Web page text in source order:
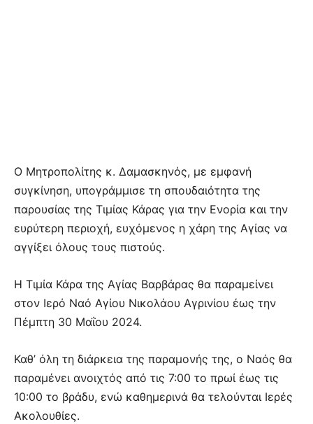
Ο Μητροπολίτης κ. Δαμασκηνός, με εμφανή
συγκίνηση, υπογράμμισε τη σπουδαιότητα της
παρουσίας της Τιμίας Κάρας για την Ενορία και την
ευρύτερη περιοχή, ευχόμενος η χάρη της Αγίας να
αγγίξει όλους τους πιστούς.
Η Τιμία Κάρα της Αγίας Βαρβάρας θα παραμείνει
στον Ιερό Ναό Αγίου Νικολάου Αγρινίου έως την
Πέμπτη 30 Μαΐου 2024.
Καθ’ όλη τη διάρκεια της παραμονής της, ο Ναός θα
παραμένει ανοιχτός από τις 7:00 το πρωί έως τις
10:00 το βράδυ, ενώ καθημερινά θα τελούνται Ιερές
Ακολουθίες.